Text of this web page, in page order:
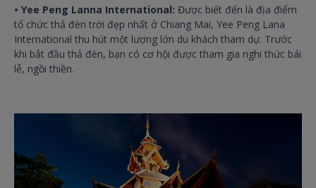
• Yee Peng Lanna International: Được biết đến là địa điểm
tổ chức thả đèn trời đẹp nhất ở Chiang Mai, Yee Peng Lana
International thu hút một lượng lớn du khách tham dự. Trước
khi bắt đầu thả đèn, bạn có cơ hội được tham gia nghi thức bái
lễ, ngồi thiền.